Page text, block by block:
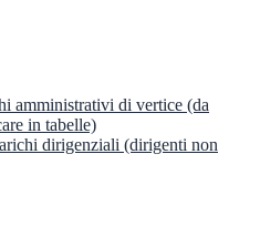
amministrativi di vertice (da
in tabelle)
dirigenziali (dirigenti non